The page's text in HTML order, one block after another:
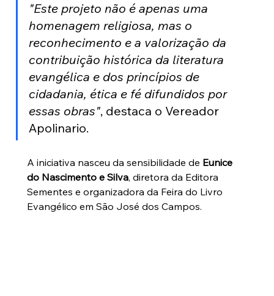
"Este projeto não é apenas uma
homenagem religiosa, mas o
reconhecimento e a valorização da
contribuição histórica da literatura
evangélica e dos princípios de
cidadania, ética e fé difundidos por
essas obras", destaca o Vereador
Apolinario.
A iniciativa nasceu da sensibilidade de Eunice
do Nascimento e Silva, diretora da Editora
Sementes e organizadora da Feira do Livro
Evangélico em São José dos Campos.